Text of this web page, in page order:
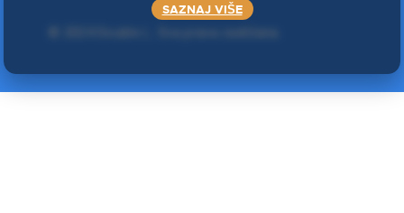
SAZNAJ VIŠE